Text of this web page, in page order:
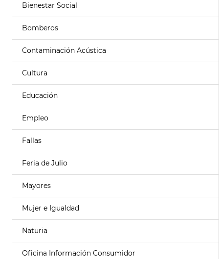
Bienestar Social
Bomberos
Contaminación Acústica
Cultura
Educación
Empleo
Fallas
Feria de Julio
Mayores
Mujer e Igualdad
Naturia
Oficina Información Consumidor